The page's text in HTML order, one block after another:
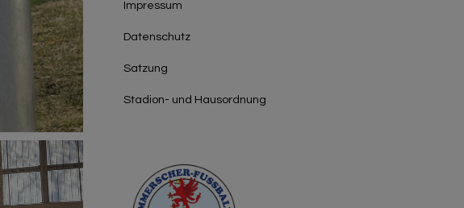
Impressum
Datenschutz
Satzung
Stadion- und Hausordnung